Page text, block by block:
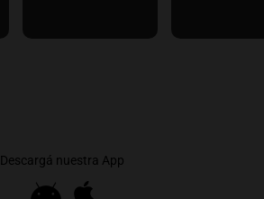
Descargá nuestra App